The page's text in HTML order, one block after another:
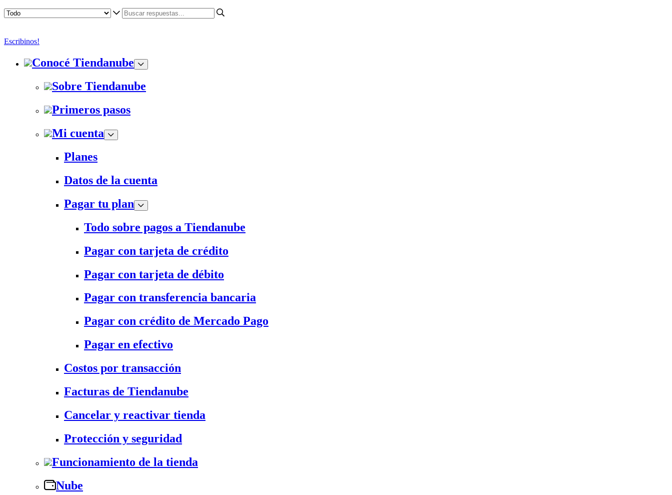
Escribinos!
Conocé Tiendanube
Sobre Tiendanube
Primeros pasos
Mi cuenta
Planes
Datos de la cuenta
Pagar tu plan
Todo sobre pagos a Tiendanube
Pagar con tarjeta de crédito
Pagar con tarjeta de débito
Pagar con transferencia bancaria
Pagar con crédito de Mercado Pago
Pagar en efectivo
Costos por transacción
Facturas de Tiendanube
Cancelar y reactivar tienda
Protección y seguridad
Funcionamiento de la tienda
Nube